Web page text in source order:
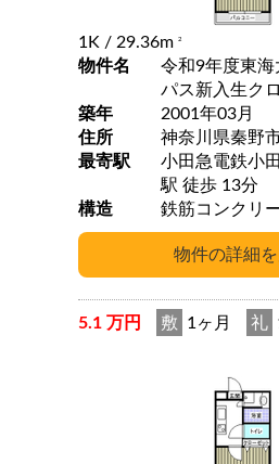
1K / 29.36m 2
物件名
令和9年度東
パス新入生ク
築年
2001年03月
住所
神奈川県秦野
最寄駅
小田急電鉄小
駅 徒歩 13分
構造
鉄筋コンクリ
5.1 万円 敷 1ヶ月 礼